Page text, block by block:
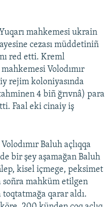
mahkemesi ukrain
cezası müddetiniñ
red etti. Kreml
Volodımır
rejim koloniyasında
4 biñ ğrıvnâ) para
Faal eki cinaiy iş
Baluh açlıqqa
bir şey aşamağan Baluh
kisel içmege, peksimet
soñra mahküm etilgen
toqtatmağa qarar aldı.